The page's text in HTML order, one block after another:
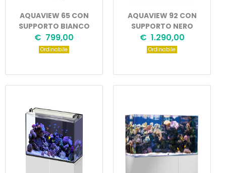
AQUAVIEW 65 CON
SUPPORTO BIANCO
€ 799,00
Ordinabile
AQUAVIEW 92 CON
SUPPORTO NERO
€ 1.290,00
Ordinabile